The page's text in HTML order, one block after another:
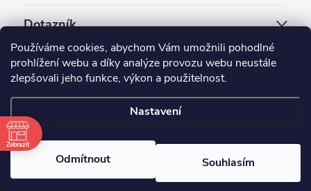
Používáme cookies, abychom Vám umožnili pohodlné
prohlížení webu a díky analýze provozu webu neustále
zlepšovali jeho funkce, výkon a použitelnost.
Nastavení
Odmítnout Souhlasím
Dotazník
Jaký styl vapování vám vyhovuje ?
Copyright 2026
Upravit nastavení cookies
Zobrazit